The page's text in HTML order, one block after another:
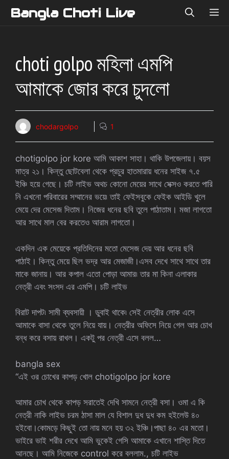
SkipBangla Choti Live
choti golpo মহিলা এমপি
আমাকে জোর করে চুদলো
chodargolpo 1
chotigolpo jor kore আমি আকাশ সাহা। থাকি উপজেলায়। বয়স
মাত্র ২১। কিন্তু ছোটবেলা থেকে প্রচুর হাতমারায় ধনের সাইজ ৭.৫
ইঞ্চি হয়ে গেছে। চটি লাইভ অথচ কোনো মেয়ের সাথে সেক্সও করতে পারি
নি এখনো পরিবারের সম্মানের ভয়ে৷ তাই ফেইসবুকে ফেইক আইডি খুলে
মেয়ে দের মেসেজ দিতাম। নিজের ধনের ছবি তুলে পাঠাতাম। মজা লাগতো
আর সাথে মাল বের করতেও আরাম লাগতো।
একদিন এক মেয়েকে প্রতিদিনের মতো মেসেজ দেয় আর ধনের ছবি
পাঠাই। কিন্তু মেয়ে ছিল ভদ্র আর মেজাজী।এসব দেখে সাথে সাথে তার
মাকে জানায়। আর কপাল এতো পোড়া আমার৷ তার মা কিনা এলাকার
নেত্রী এবং সংসদ এর এমপি। চটি লাইভ
বিরাট দাপট৷ সামী ব্যবসায়ী । ডুবাই থাকে৷ সেই নেত্রীর লোক এসে
আমাকে বাসা থেকে তুলে নিয়ে যায়। নেত্রীর অফিসে নিয়ে গেল আর চোখ
বন্ধ করে বসায় রাখল। একটু পর নেত্রী এসে বলল…
bangla sex
“এই ওর চোখের কাপড় খোল chotigolpo jor kore
আমার চোখ থেকে কাপড় সরাতেই দেখি সামনে নেত্রী বসা। ওমা এ কি
নেত্রী নাকি লাইভ চরম ঠাসা মাল যে বিশাল দুধ দুধ কম হইলেউ ৪০
হইবো।কোমড়ে কিছুই তো নায় মনে হয় ৩২ ইঞ্চি।পাছা ৪০ এর মতো।
ভাইরে ভাই শরীর দেখে আমি ভুকেই গেসি আমাকে এখানে শাস্তি দিতে
আনছে। আমি নিজেকে control করে বললাম., চটি লাইভ